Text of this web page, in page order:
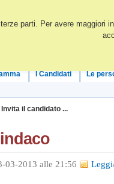
parti. Per avere maggiori
I Candidati
Le
Invita il candidato ...
03-2013 alle 21:56